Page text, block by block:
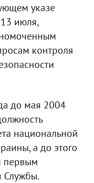
указе
июля,
контроля
до мая 2004
национальной
а до этого
первым
Службы.